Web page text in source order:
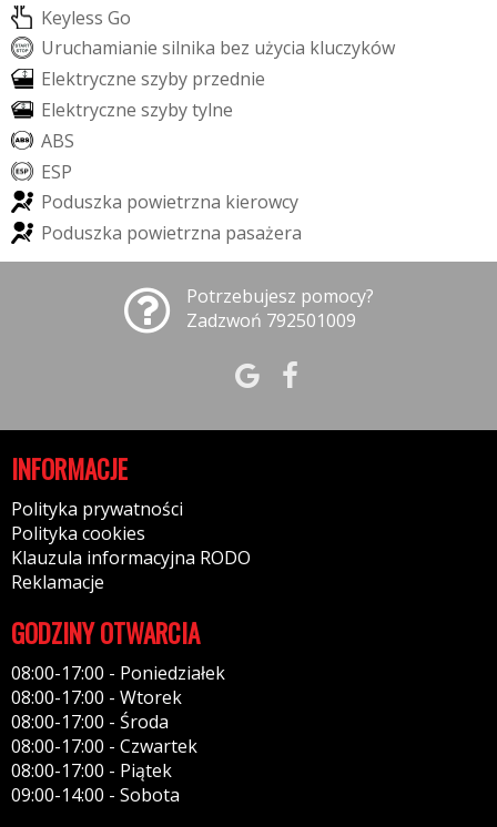
Keyless Go
Uruchamianie silnika bez użycia kluczyków
Elektryczne szyby przednie
Elektryczne szybytylne
ABS
ESP
Poduszka powietrzna kierowcy
Poduszka powietrzna pasażera
Potrzebujesz pomocy?
Zadzwoń 792501009
INFORMACJE
Polityka prywatności
Polityka cookies
Klauzula informacyjna RODO
Reklamacje
GODZINY OTWARCIA
08:00-17:00 - Poniedziałek
08:00-17:00 - Wtorek
08:00-17:00 - Środa
08:00-17:00 - Czwartek
08:00-17:00 - Piątek
09:00-14:00 - Sobota